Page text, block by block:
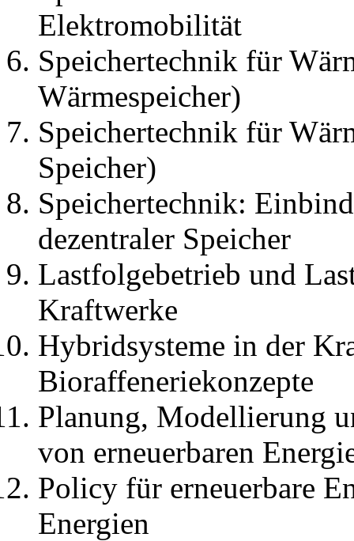
Elektromobilität
Speichertechnik für
Wärmespeicher)
Speichertechnik für
Speicher)
Speichertechnik:
dezentraler Speicher
Lastfolgebetrieb und
Kraftwerke
Hybridsysteme in der
Bioraffeneriekonzepte
Planung, Modellierung
von erneuerbaren
Policy für erneuerbare
Energien